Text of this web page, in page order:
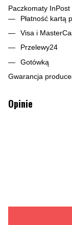
Paczkomaty
Płatność kartą
Visa i
Przelewy24
Gotówką
Gwarancja
Opinie